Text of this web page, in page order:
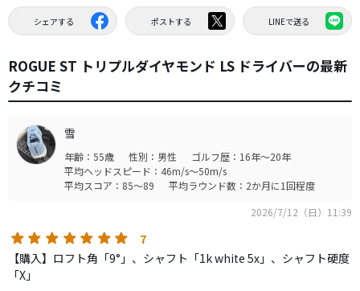
シェアする ポストする LINEで送る
ROGUE ST トリプルダイヤモンド LS ドライバーの最新
クチコミ
雪
年齢：55歳 性別：男性
ゴルフ歴：16年～20年
平均ヘッドスピード：46m/s～50m/s
平均スコア：85～89
平均ラウンド数：2か月に1回程度
2026/7/12（日）11:39
7
【購入】ロフト角「9°」、シャフト「1k white 5x」、シャフト硬度
「X」